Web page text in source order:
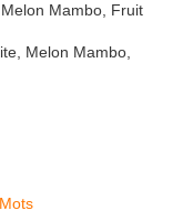
Mambo, Fruit
Melon Mambo,